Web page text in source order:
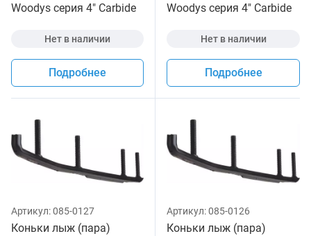
Woodys серия 4" Carbide
Нет в наличии
Подробнее
Woodys серия 4" Carbide
Нет в наличии
Подробнее
Артикул:085-0127
Коньки лыж (пара)
Артикул:085-0126
Коньки лыж (пара)